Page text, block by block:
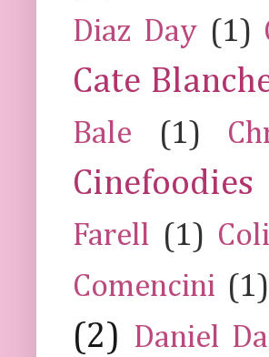
Diaz Day (1)
Cate
Bale
(1)
Cinefoodies
Farell (1)
Comencini (1)
(2) Daniel